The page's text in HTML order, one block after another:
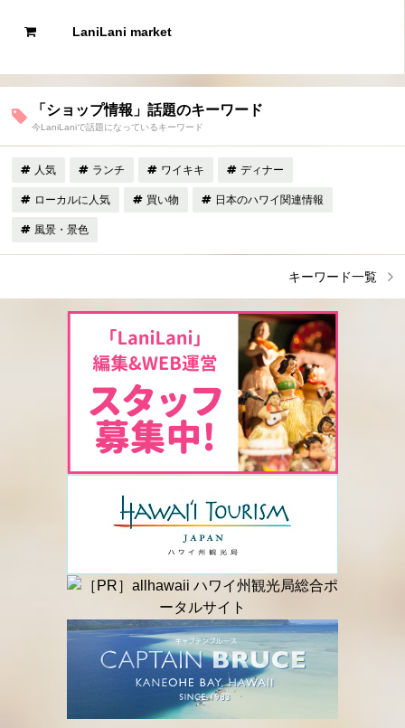
LaniLani market
「ショップ情報」話題のキーワード
今LaniLaniで話題になっているキーワード
人気 ランチ ワイキキ ディナー
ローカルに人気 買い物 日本のハワイ関連情報
風景・景色
キーワード一覧